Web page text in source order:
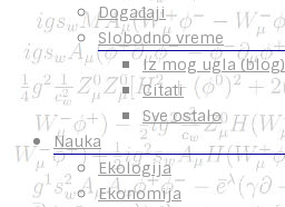
Događaji
Slobodno vreme
Iz mog ugla (blog)
Citati
Sve ostalo
Nauka
Ekologija
Ekonomija